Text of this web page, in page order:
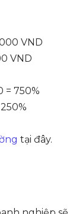
VND
VND
= 750%
tại đây.